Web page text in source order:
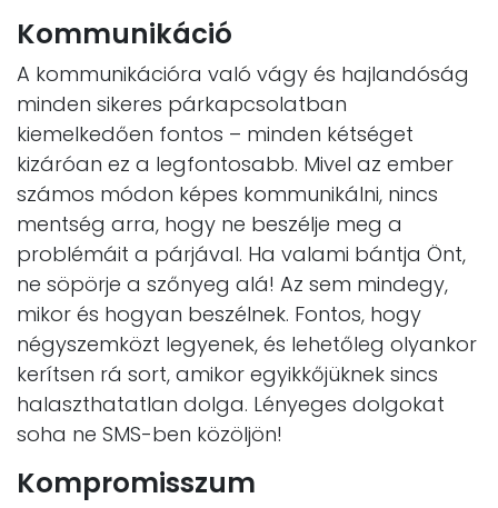
Kommunikáció
A kommunikációra való vágy és hajlandóság
minden sikeres párkapcsolatban
kiemelkedően fontos – minden kétséget
kizáróan ez a legfontosabb. Mivel az ember
számos módon képes kommunikálni, nincs
mentség arra, hogy ne beszélje meg a
problémáit a párjával. Ha valami bántja Önt,
ne söpörje a szőnyeg alá! Az sem mindegy,
mikor és hogyan beszélnek. Fontos, hogy
négyszemközt legyenek, és lehetőleg olyankor
kerítsen rá sort, amikor egyikkőjüknek sincs
halaszthatatlan dolga. Lényeges dolgokat
soha ne SMS-ben közöljön!
Kompromisszum